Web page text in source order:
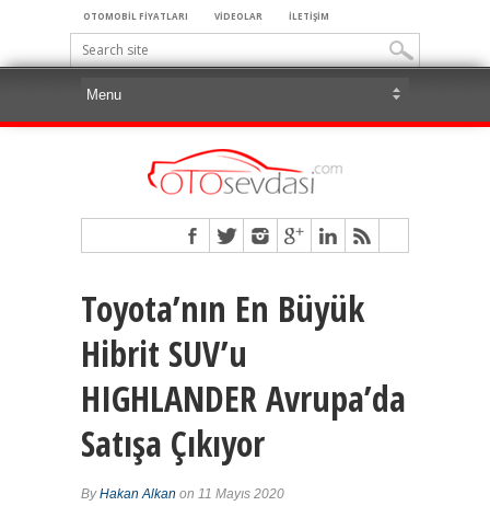
OTOMOBİL FİYATLARI VİDEOLAR İLETİŞİM
Toyota’nın En Büyük
Hibrit SUV’u
HIGHLANDER Avrupa’da
Satışa Çıkıyor
ByHakan Alkan on 11 Mayıs 2020